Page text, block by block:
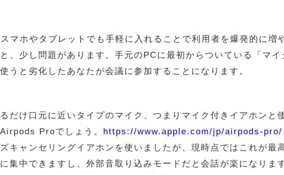
マホやタブレットでも手軽に入れることで利用者を爆発的に増
、少し問題があります。手元のPCに最初からついている「マ
うと劣化したあなたが会議に参加することになります。
だけ口元に近いタイプのマイク、つまりマイク付きイアホンと
Proでしょう。 https://www.apple.com/jp/airpods-pro/
キャンセリングイアホンを使いましたが、現時点ではこれが最
集中できますし、外部音取り込みモードだと会話が楽になりま